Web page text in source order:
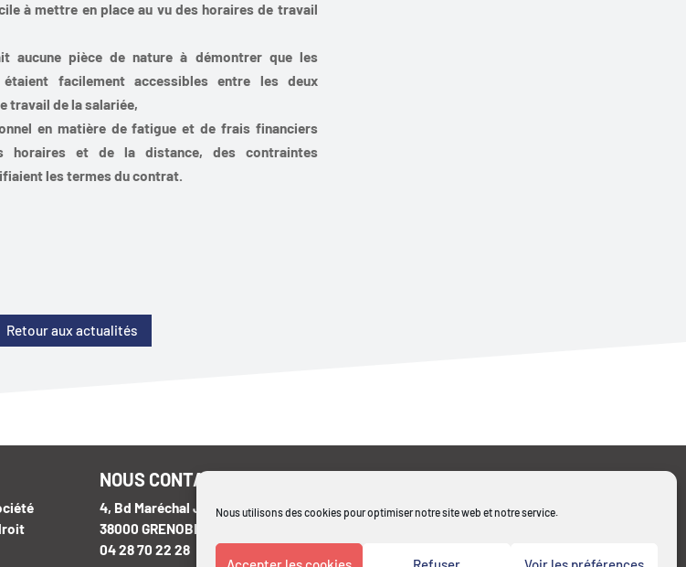
Nous utilisons des cookies pour optimiser notre site web et notre service.
à mettre en place au vu des horaires de travail
aucune pièce de nature à démontrer que les
facilement accessibles entre les deux
travail de la salariée,
en matière de fatigue et de frais financiers
horaires et de la distance, des contraintes
les termes du contrat.
Retour aux actualités
NOUS CONTACTER
4, Bd Maréchal Joffre
38000 GRENOBLE
04 28 70 22 28
Mentions légales
confidentialité